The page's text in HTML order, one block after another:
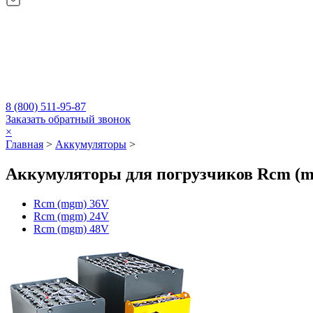
8 (800) 511-95-87
Заказать обратный звонок
×
Главная > Аккумуляторы >
Аккумуляторы для погрузчиков Rcm
Rcm (mgm) 36V
Rcm (mgm) 24V
Rcm (mgm) 48V